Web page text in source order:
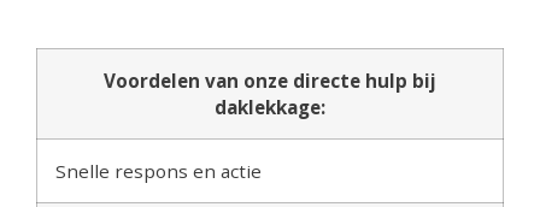
Voordelen van onze directe hulp bij
daklekkage:
Snelle respons en actie